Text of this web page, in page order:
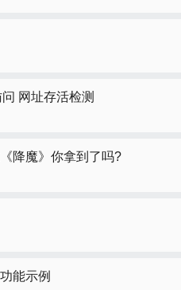
网址存活检测
降魔》你拿到了吗?
能示例